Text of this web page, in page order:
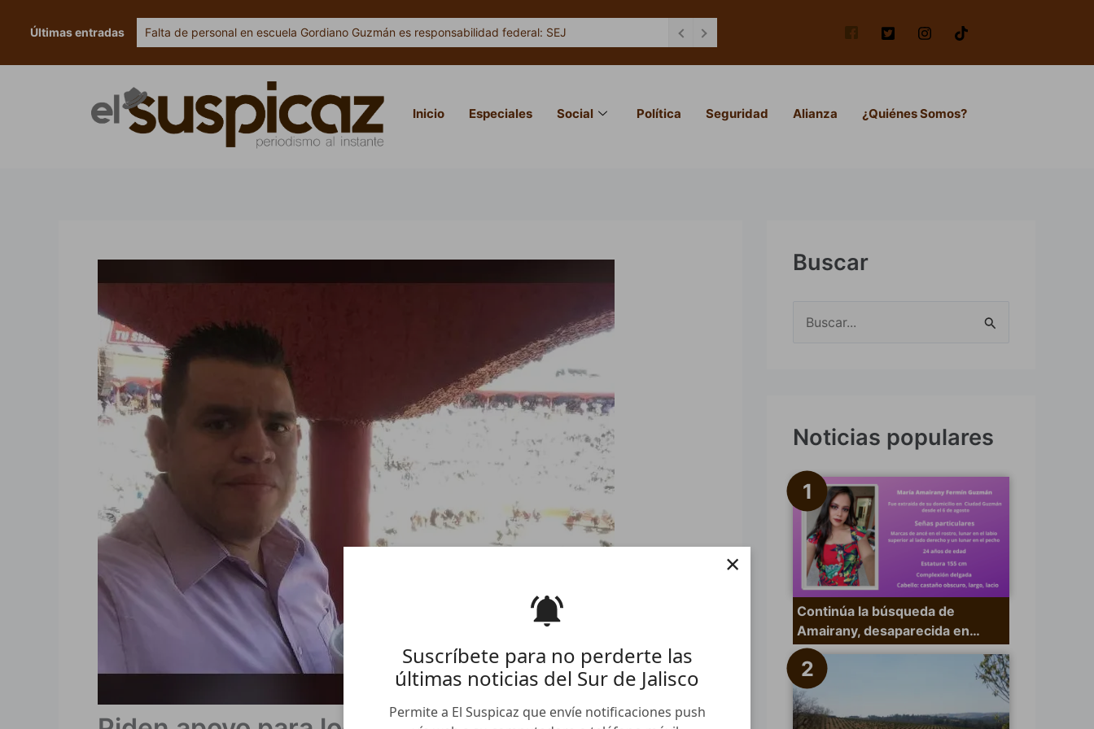
Suscríbete para no perderte las
últimas noticias del Sur de Jalisco
Permite a El Suspicaz que envíe notificaciones push
×
Últimas entradas Falta de personal en escuela Gordiano Guzmán es responsabilidad federal: SEJ
Inicio Especiales Social Política Seguridad Alianza ¿Quiénes Somos?
Buscar
a
p
o
Noticias populares
Continúa la búsqueda de
Amairany, desaparecida en…